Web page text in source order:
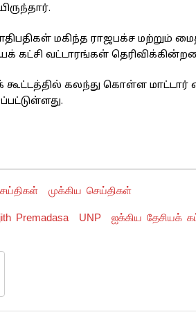
மகிந்த ராஜபக்ச மற்றும்
கட்சி வட்டாரங்கள்
கூட்டத்தில் கலந்து கொள்ள
முக்கிய செய்திகள்
Premadasa UNP ஐக்கிய தேசியக்